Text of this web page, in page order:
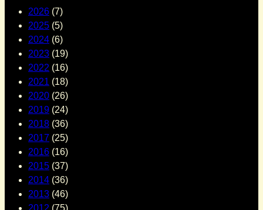
2026 (7)
2025 (5)
2024 (6)
2023 (19)
2022 (16)
2021 (18)
2020 (26)
2019 (24)
2018 (36)
2017 (25)
2016 (16)
2015 (37)
2014 (36)
2013 (46)